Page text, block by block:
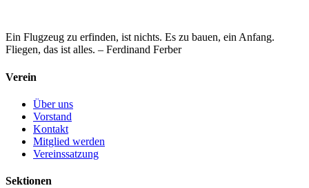
Ein Flugzeug zu erfinden, ist nichts. Es zu bauen, ein Anfang.
Fliegen, das ist alles. – Ferdinand Ferber
Verein
Über uns
Vorstand
Kontakt
Mitglied werden
Vereinssatzung
Sektionen